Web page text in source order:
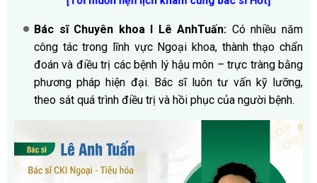
Bác sĩ Chuyên khoa I Lê AnhTuấn: Có nhiều năm
công tác trong lĩnh vực Ngoại khoa, thành thạo chẩn
đoán và điều trị các bệnh lý hậu môn – trực tràng bằng
phương pháp hiện đại. Bác sĩ luôn tư vấn kỹ lưỡng,
theo sát quá trình điều trị và hồi phục của người bệnh.